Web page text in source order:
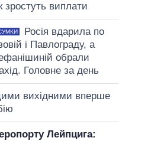
зростуть виплати
Росія вдарила по
і Павлограду, а
обрали
Головне за день
вихідними вперше
Лейпцига: